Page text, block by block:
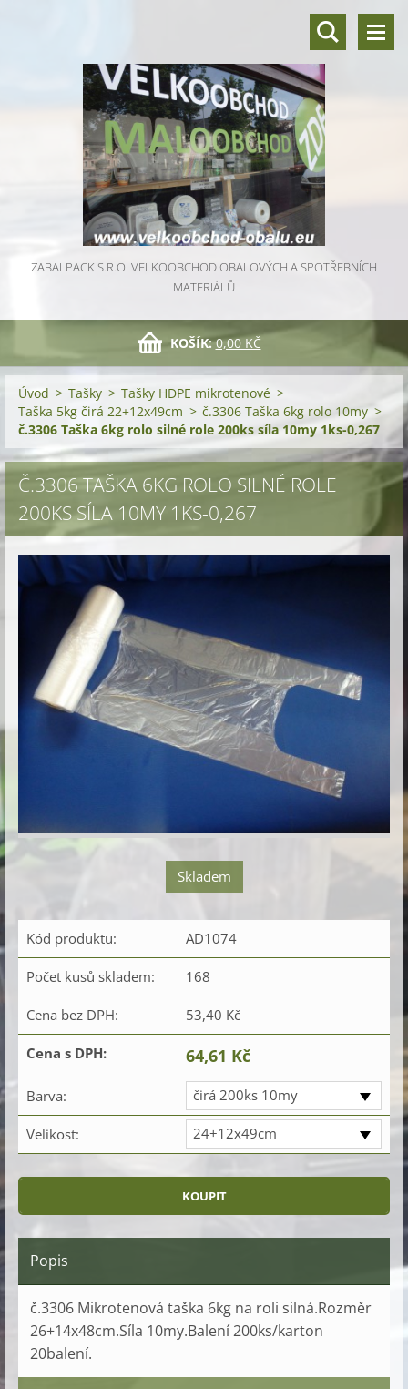
ZABALPACK S.R.O. VELKOOBCHOD OBALOVÝCH A SPOTŘEBNÍCH
MATERIÁLŮ
KOŠÍK: 0,00 KČ
Úvod > Tašky > Tašky HDPE mikrotenové >
Taška 5kg čirá 22+12x49cm > č.3306 Taška 6kg rolo 10my >
č.3306 Taška 6kg rolo silné role 200ks síla 10my 1ks-0,267
Č.3306 TAŠKA 6KG ROLO SILNÉ ROLE
200KS SÍLA 10MY 1KS-0,267
Skladem
Kód produktu: AD1074
Počet kusů skladem: 168
Cena bez DPH: 53,40 Kč
Cena s DPH: 64,61 Kč
Barva: čirá 200ks 10my
Velikost: 24+12x49cm
Popis
č.3306 Mikrotenová taška 6kg na roli silná.Rozměr
26+14x48cm.Síla 10my.Balení 200ks/karton
20balení.